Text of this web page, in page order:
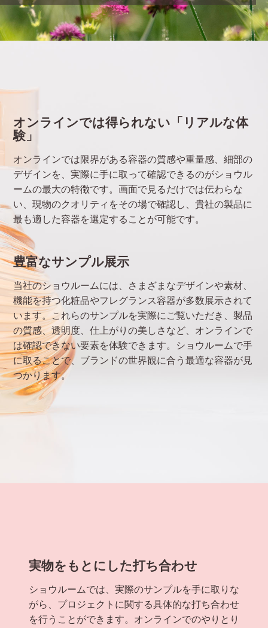
オンラインでは得られない「リアルな体
験」
オンラインでは限界がある容器の質感や重量感、細部の
デザインを、実際に手に取って確認できるのがショウル
ームの最大の特徴です。画面で見るだけでは伝わらな
い、現物のクオリティをその場で確認し、貴社の製品に
最も適した容器を選定することが可能です。
豊富なサンプル展示
当社のショウルームには、さまざまなデザインや素材、
機能を持つ化粧品やフレグランス容器が多数展示されて
います。これらのサンプルを実際にご覧いただき、製品
の質感、透明度、仕上がりの美しさなど、オンラインで
は確認できない要素を体験できます。ショウルームで手
に取ることで、ブランドの世界観に合う最適な容器が見
つかります。
実物をもとにした打ち合わせ
ショウルームでは、実際のサンプルを手に取りな
がら、プロジェクトに関する具体的な打ち合わせ
を行うことができます。オンラインでのやりとり